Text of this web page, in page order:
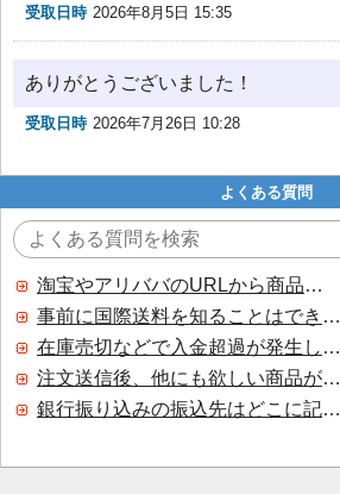
受取日時 2026年8月5日 15:35
ありがとうございました！
受取日時 2026年7月26日 10:28
よくある質問
淘宝やアリババのURLから商品を探すことはできますか？
事前に国際送料を知ることはできますか？
在庫売切などで入金超過が発生した場合はいつ返金されますか？
注文送信後、他にも欲しい商品が見つかった場合、追加注文できますか？
銀行振り込みの振込先はどこに記載されていますか？